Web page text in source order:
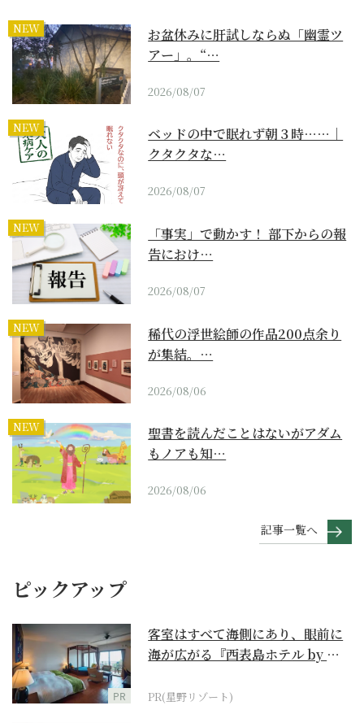
NEW
お盆休みに肝試しならぬ「幽霊ツ
アー」。“…
2026/08/07
NEW
ベッドの中で眠れず朝３時……｜
クタクタな…
2026/08/07
NEW
「事実」で動かす！ 部下からの報
告におけ…
2026/08/07
NEW
稀代の浮世絵師の作品200点余り
が集結。…
2026/08/06
NEW
聖書を読んだことはないがアダム
もノアも知…
2026/08/06
記事一覧へ
ピックアップ
PR
客室はすべて海側にあり、眼前に
海が広がる『西表島ホテル by 星
PR(星野リゾート)